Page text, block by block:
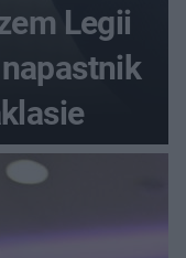
Legii